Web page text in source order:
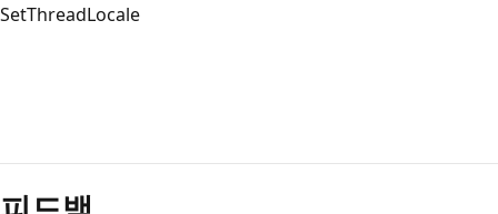
SetThreadLocale
기
모